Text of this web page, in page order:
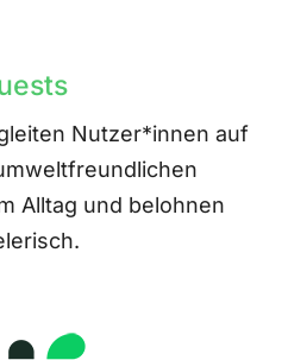
Nutzer*innen auf
Alltag und belohnen